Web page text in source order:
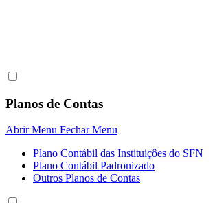
Planos de Contas
Abrir Menu Fechar Menu
Plano Contábil das Instituiçôes do SFN
Plano Contábil Padronizado
Outros Planos de Contas